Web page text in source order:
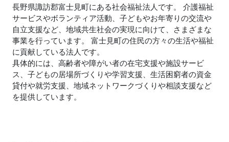
長野県諏訪郡富士見町にある社会福祉法人です。 介護福祉
サービスやボランティア活動、子どもやお年寄りの交流や
自立支援など、地域共生社会の実現に向けて、さまざまな
事業を行っています。 富士見町の住民の方々の生活や福祉
に貢献している法人です。
具体的には、高齢者や障がい者の在宅支援や施設サービ
ス、子どもの居場所づくりや学習支援、生活困窮者の資金
貸付や就労支援、地域ネットワークづくりや相談支援など
を提供しています。